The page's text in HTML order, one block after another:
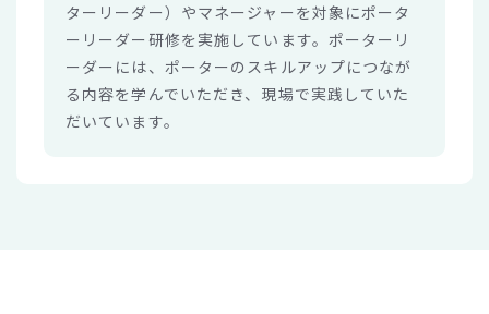
ターリーダー）やマネージャーを対象にポータ
ーリーダー研修を実施しています。ポーターリ
ーダーには、ポーターのスキルアップにつなが
る内容を学んでいただき、現場で実践していた
だいています。